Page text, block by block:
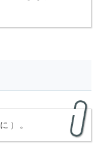
に）。